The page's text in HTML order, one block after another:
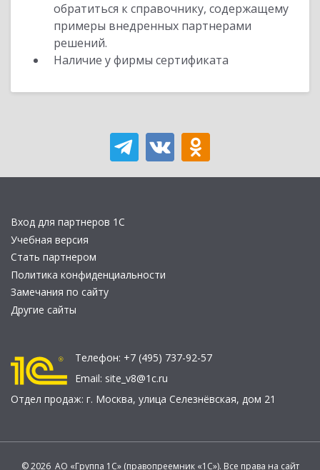
обратиться к справочнику, содержащему
примеры внедренных партнерами
решений.
Наличие у фирмы сертификата
Вход для партнеров 1С
Учебная версия
Стать партнером
Политика конфиденциальности
Замечания по сайту
Другие сайты
Телефон: +7 (495) 737-92-57
Email: site_v8@1c.ru
Отдел продаж: г. Москва, улица Селезнёвская, дом 21
© 2026 АО «Группа 1С» (правопреемник «1С»). Все права на сайт